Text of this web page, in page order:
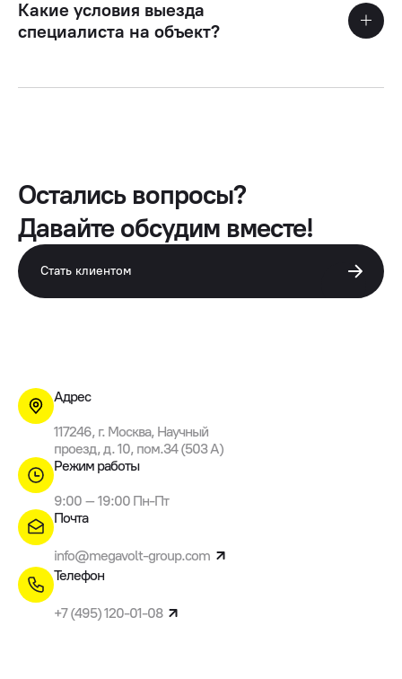
Какие условия выезда
специалиста на объект?
Остались вопросы?
Давайте обсудим вместе!
Стать клиентом
Адрес
117246, г. Москва, Научный
проезд, д. 10, пом.34 (503 A)
Режим работы
9:00 – 19:00 Пн-Пт
Почта
info@megavolt-group.com
Телефон
+7 (495) 120-01-08